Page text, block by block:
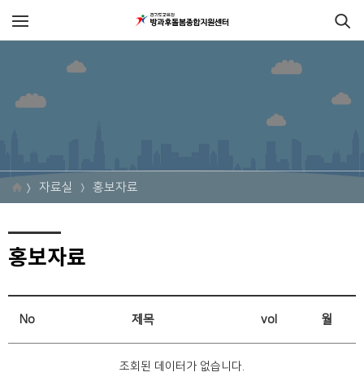
자료실 홍보자료
홍보자료
No 제목 vol 월
조회된 데이터가 없습니다.